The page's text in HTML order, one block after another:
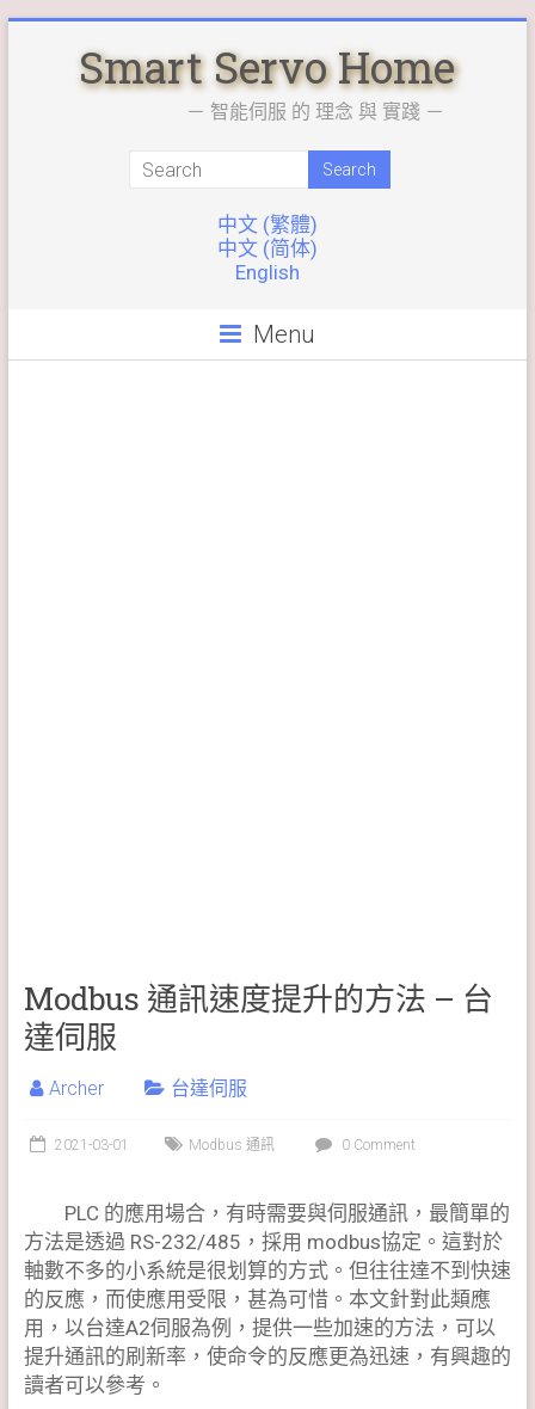
Smart Servo Home
－ 智能伺服 的 理念 與 實踐 －
中文 (繁體)
中文 (简体)
English
Menu
Modbus 通訊速度提升的方法 – 台
達伺服
Archer 台達伺服
2021-03-01 Modbus 通訊 0 Comment
PLC 的應用場合，有時需要與伺服通訊，最簡單的
方法是透過 RS-232/485，採用 modbus協定。這對於
軸數不多的小系統是很划算的方式。但往往達不到快速
的反應，而使應用受限，甚為可惜。本文針對此類應
用，以台達A2伺服為例，提供一些加速的方法，可以
提升通訊的刷新率，使命令的反應更為迅速，有興趣的
讀者可以參考。